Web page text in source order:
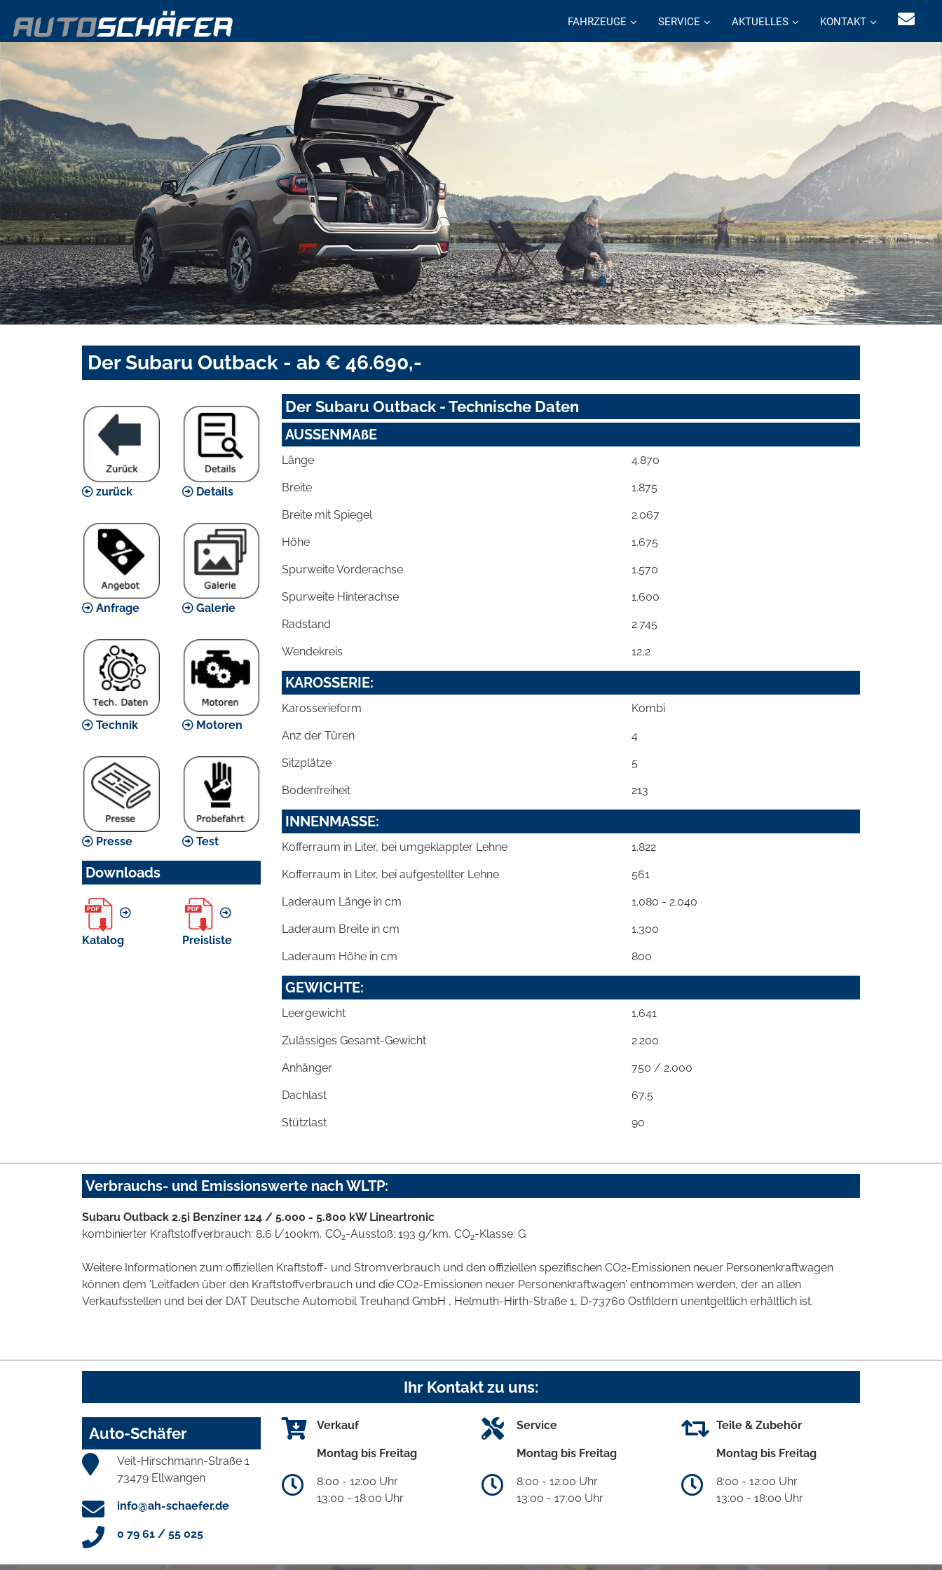
FAHRZEUGE SERVICE AKTUELLES KONTAKT
Der Subaru Outback - ab € 46.690,-
zurück Details
Anfrage Galerie
Technik Motoren
Presse Test
Downloads
Katalog Preisliste
Der Subaru Outback - Technische Daten
AUSSENMAßE
Länge 4.870
Breite 1.875
Breite mit Spiegel 2.067
Höhe 1.675
Spurweite Vorderachse 1.570
Spurweite Hinterachse 1.600
Radstand 2.745
Wendekreis 12,2
KAROSSERIE:
Karosserieform Kombi
Anz der Türen 4
Sitzplätze 5
Bodenfreiheit 213
INNENMASSE:
Kofferraum in Liter, bei umgeklappter Lehne 1.822
Kofferraum in Liter, bei aufgestellter Lehne 561
Laderaum Länge in cm 1.080 - 2.040
Laderaum Breite in cm 1.300
Laderaum Höhe in cm 800
GEWICHTE:
Leergewicht 1.641
Zulässiges Gesamt-Gewicht 2.200
Anhänger 750 / 2.000
Dachlast 67,5
Stützlast 90
Verbrauchs- und Emissionswerte nach WLTP:
Subaru Outback 2.5i Benziner 124 / 5.000 - 5.800 kW Lineartronic
kombinierter Kraftstoffverbrauch: 8,6 l/100km, CO2-Ausstoß: 193 g/km, CO2-Klasse: G
Weitere Informationen zum offiziellen Kraftstoff- und Stromverbrauch und den offiziellen spezifischen CO2-Emissionen neuer Personenkraftwagen
können dem 'Leitfaden über den Kraftstoffverbrauch und die CO2-Emissionen neuer Personenkraftwagen' entnommen werden, der an allen
Verkaufsstellen und bei der DAT Deutsche Automobil Treuhand GmbH , Helmuth-Hirth-Straße 1, D-73760 Ostfildern unentgeltlich erhältlich ist.
Ihr Kontakt zu uns:
Auto-Schäfer
Veit-Hirschmann-Straße 1
73479 Ellwangen
info@ah-schaefer.de
0 79 61 / 55 025
Verkauf
Montag bis Freitag
8:00 - 12:00 Uhr
13:00 - 18:00 Uhr
Service
Montag bis Freitag
8:00 - 12:00 Uhr
13:00 - 17:00 Uhr
Teile & Zubehör
Montag bis Freitag
8:00 - 12:00 Uhr
13:00 - 18:00 Uhr